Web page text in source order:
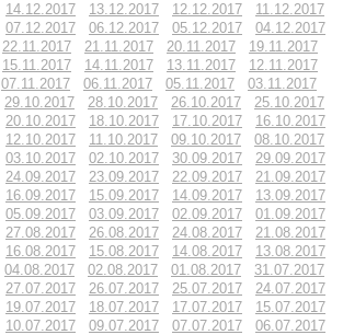
14.12.2017 13.12.2017 12.12.2017
11.12.2017
07.12.2017 06.12.2017 05.12.2017
04.12.2017
22.11.2017 21.11.2017 20.11.2017
19.11.2017
15.11.2017 14.11.2017 13.11.2017
12.11.2017
07.11.2017 06.11.2017 05.11.2017
03.11.2017
29.10.2017 28.10.2017 26.10.2017
25.10.2017
20.10.2017 18.10.2017 17.10.2017
16.10.2017
12.10.2017 11.10.2017 09.10.2017
08.10.2017
03.10.2017 02.10.2017 30.09.2017
29.09.2017
24.09.2017 23.09.2017 22.09.2017
21.09.2017
16.09.2017 15.09.2017 14.09.2017
13.09.2017
05.09.2017 03.09.2017 02.09.2017
01.09.2017
27.08.2017 26.08.2017 24.08.2017
21.08.2017
16.08.2017 15.08.2017 14.08.2017
13.08.2017
04.08.2017 02.08.2017 01.08.2017
31.07.2017
27.07.2017 26.07.2017 25.07.2017
24.07.2017
19.07.2017 18.07.2017 17.07.2017
15.07.2017
10.07.2017 09.07.2017 07.07.2017
06.07.2017